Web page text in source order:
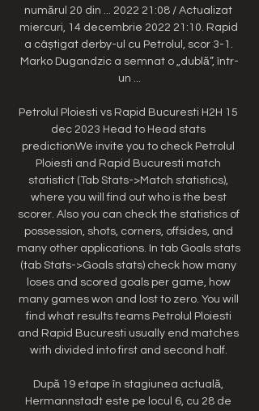
numărul 20 din ... 2022 21:08 / Actualizat
miercuri, 14 decembrie 2022 21:10. Rapid
a câștigat derby-ul cu Petrolul, scor 3-1.
Marko Dugandzic a semnat o „dublă”, într-
un ...
Petrolul Ploiesti vs Rapid Bucuresti H2H 15
dec 2023 Head to Head stats
predictionWe invite you to check Petrolul
Ploiesti and Rapid Bucuresti match
statistict (Tab Stats->Match statistics),
where you will find out who is the best
scorer. Also you can check the statistics of
possession, shots, corners, offsides, and
many other applications. In tab Goals stats
(tab Stats->Goals stats) check how many
loses and scored goals per game, how
many games won and lost to zero. You will
find what results teams Petrolul Ploiesti
and Rapid Bucuresti usually end matches
with divided into first and second half.
După 19 etape în stagiunea actuală,
Hermannstadt este pe locul 6, cu 28 de